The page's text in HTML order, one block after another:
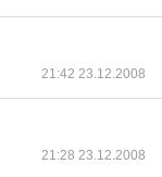
21:42 23.12.2008
21:28 23.12.2008